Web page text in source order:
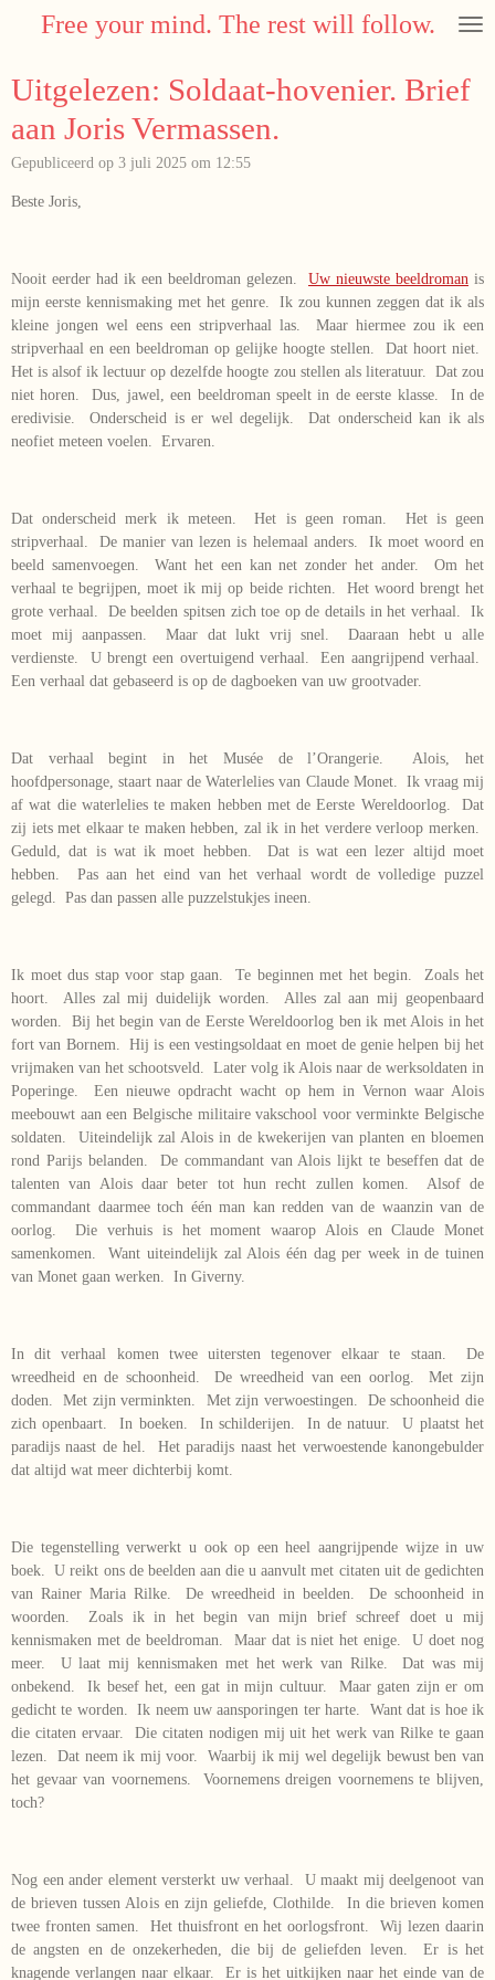
Free your mind. The rest will follow.
Uitgelezen: Soldaat-hovenier. Brief
aan Joris Vermassen.
Gepubliceerd op 3 juli 2025 om 12:55
Beste Joris,
Nooit eerder had ik een beeldroman gelezen. Uw nieuwste beeldroman is
mijn eerste kennismaking met het genre. Ik zou kunnen zeggen dat ik als
kleine jongen wel eens een stripverhaal las. Maar hiermee zou ik een
stripverhaal en een beeldroman op gelijke hoogte stellen. Dat hoort niet.
Het is alsof ik lectuur op dezelfde hoogte zou stellen als literatuur. Dat zou
niet horen. Dus, jawel, een beeldroman speelt in de eerste klasse. In de
eredivisie. Onderscheid is er wel degelijk. Dat onderscheid kan ik als
neofiet meteen voelen. Ervaren.
Dat onderscheid merk ik meteen. Het is geen roman. Het is geen
stripverhaal. De manier van lezen is helemaal anders. Ik moet woord en
beeld samenvoegen. Want het een kan net zonder het ander. Om het
verhaal te begrijpen, moet ik mij op beide richten. Het woord brengt het
grote verhaal. De beelden spitsen zich toe op de details in het verhaal. Ik
moet mij aanpassen. Maar dat lukt vrij snel. Daaraan hebt u alle
verdienste. U brengt een overtuigend verhaal. Een aangrijpend verhaal.
Een verhaal dat gebaseerd is op de dagboeken van uw grootvader.
Dat verhaal begint in het Musée de l’Orangerie. Alois, het
hoofdpersonage, staart naar de Waterlelies van Claude Monet. Ik vraag mij
af wat die waterlelies te maken hebben met de Eerste Wereldoorlog. Dat
zij iets met elkaar te maken hebben, zal ik in het verdere verloop merken.
Geduld, dat is wat ik moet hebben. Dat is wat een lezer altijd moet
hebben. Pas aan het eind van het verhaal wordt de volledige puzzel
gelegd. Pas dan passen alle puzzelstukjes ineen.
Ik moet dus stap voor stap gaan. Te beginnen met het begin. Zoals het
hoort. Alles zal mij duidelijk worden. Alles zal aan mij geopenbaard
worden. Bij het begin van de Eerste Wereldoorlog ben ik met Alois in het
fort van Bornem. Hij is een vestingsoldaat en moet de genie helpen bij het
vrijmaken van het schootsveld. Later volg ik Alois naar de werksoldaten in
Poperinge. Een nieuwe opdracht wacht op hem in Vernon waar Alois
meebouwt aan een Belgische militaire vakschool voor verminkte Belgische
soldaten. Uiteindelijk zal Alois in de kwekerijen van planten en bloemen
rond Parijs belanden. De commandant van Alois lijkt te beseffen dat de
talenten van Alois daar beter tot hun recht zullen komen. Alsof de
commandant daarmee toch één man kan redden van de waanzin van de
oorlog. Die verhuis is het moment waarop Alois en Claude Monet
samenkomen. Want uiteindelijk zal Alois één dag per week in de tuinen
van Monet gaan werken. In Giverny.
In dit verhaal komen twee uitersten tegenover elkaar te staan. De
wreedheid en de schoonheid. De wreedheid van een oorlog. Met zijn
doden. Met zijn verminkten. Met zijn verwoestingen. De schoonheid die
zich openbaart. In boeken. In schilderijen. In de natuur. U plaatst het
paradijs naast de hel. Het paradijs naast het verwoestende kanongebulder
dat altijd wat meer dichterbij komt.
Die tegenstelling verwerkt u ook op een heel aangrijpende wijze in uw
boek. U reikt ons de beelden aan die u aanvult met citaten uit de gedichten
van Rainer Maria Rilke. De wreedheid in beelden. De schoonheid in
woorden. Zoals ik in het begin van mijn brief schreef doet u mij
kennismaken met de beeldroman. Maar dat is niet het enige. U doet nog
meer. U laat mij kennismaken met het werk van Rilke. Dat was mij
onbekend. Ik besef het, een gat in mijn cultuur. Maar gaten zijn er om
gedicht te worden. Ik neem uw aansporingen ter harte. Want dat is hoe ik
die citaten ervaar. Die citaten nodigen mij uit het werk van Rilke te gaan
lezen. Dat neem ik mij voor. Waarbij ik mij wel degelijk bewust ben van
het gevaar van voornemens. Voornemens dreigen voornemens te blijven,
toch?
Nog een ander element versterkt uw verhaal. U maakt mij deelgenoot van
de brieven tussen Alois en zijn geliefde, Clothilde. In die brieven komen
twee fronten samen. Het thuisfront en het oorlogsfront. Wij lezen daarin
de angsten en de onzekerheden, die bij de geliefden leven. Er is het
knagende verlangen naar elkaar. Er is het uitkijken naar het einde van de